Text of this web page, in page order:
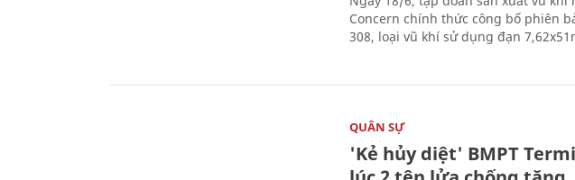
Concern chính thức công bố phiên
308, loại vũ khí sử dụng đạn
QUÂN SỰ
'Kẻ hủy diệt' BMPT